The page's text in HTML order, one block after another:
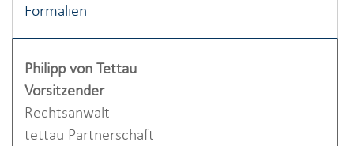
Formalien
Philipp von Tettau
Vorsitzender
Rechtsanwalt
tettau Partnerschaft